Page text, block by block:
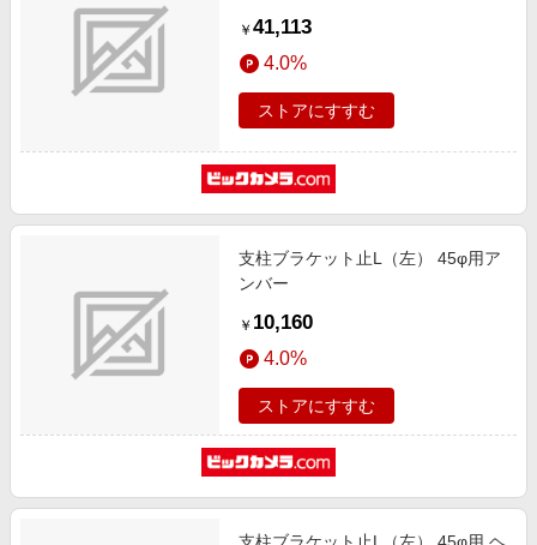
￥ 41,113
4.0%
ストアにすすむ
支柱ブラケット止L（左） 45φ用ア
ンバー
￥ 10,160
4.0%
ストアにすすむ